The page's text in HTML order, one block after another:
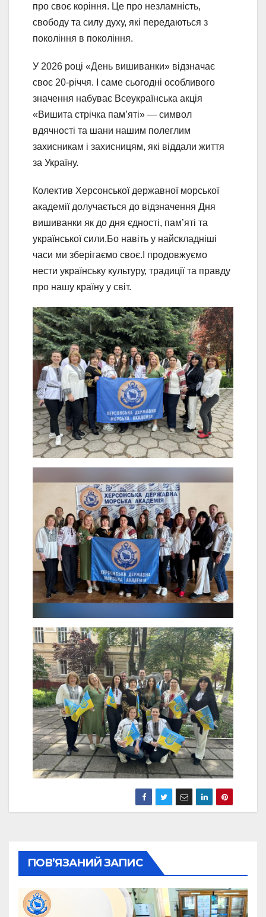
про своє коріння. Це про незламність,
свободу та силу духу, які передаються з
покоління в покоління.
У 2026 році «День вишиванки» відзначає
своє 20-річчя. І саме сьогодні особливого
значення набуває Всеукраїнська акція
«Вишита стрічка пам’яті» — символ
вдячності та шани нашим полеглим
захисникам і захисницям, які віддали життя
за Україну.
Колектив Херсонської державної морської
академії долучається до відзначення Дня
вишиванки як до дня єдності, пам’яті та
української сили.Бо навіть у найскладніші
часи ми зберігаємо своє.І продовжуємо
нести українську культуру, традиції та правду
про нашу країну у світ.
ПОВ’ЯЗАНИЙ ЗАПИС